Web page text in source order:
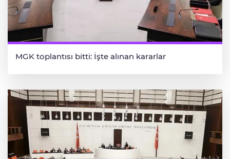
MGK toplantısı bitti: İşte alınan kararlar